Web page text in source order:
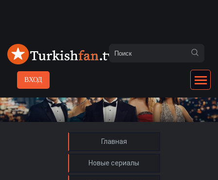
ВХОД
Главная
Новые сериалы